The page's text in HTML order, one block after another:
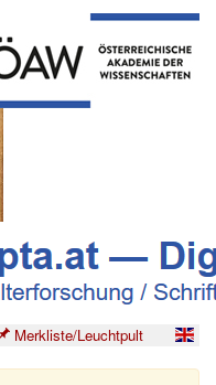
Merkliste/Leuchtpult